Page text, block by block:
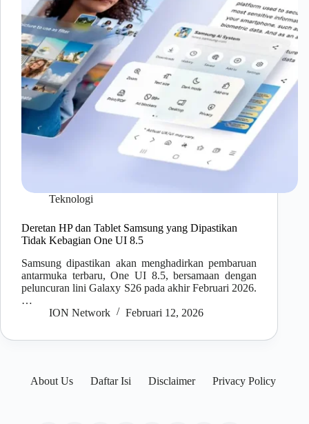
Teknologi
Deretan HP dan Tablet Samsung yang Dipastikan
Tidak Kebagian One UI 8.5
Samsung dipastikan akan menghadirkan pembaruan
antarmuka terbaru, One UI 8.5, bersamaan dengan
peluncuran lini Galaxy S26 pada akhir Februari 2026.
…
ION Network
Februari 12, 2026
About Us Daftar Isi Disclaimer Privacy Policy